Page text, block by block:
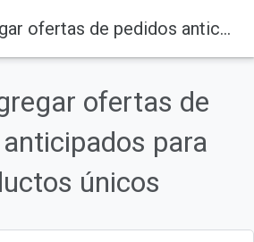
Cómo agregar ofertas de pedidos anticipados para productos únicos
ofertas de
para
únicos